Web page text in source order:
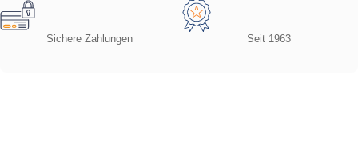
Sichere Zahlungen Seit 1963